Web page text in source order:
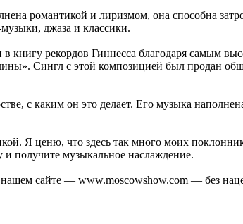
романтикой и лиризмом, она способна
джаза и классики.
рекордов Гиннесса благодаря самым
Сингл с этой композицией был продан
с каким он это делает. Его музыка
Я ценю, что здесь так много моих
получите музыкальное наслаждение.
сайте — www.moscowshow.com — без